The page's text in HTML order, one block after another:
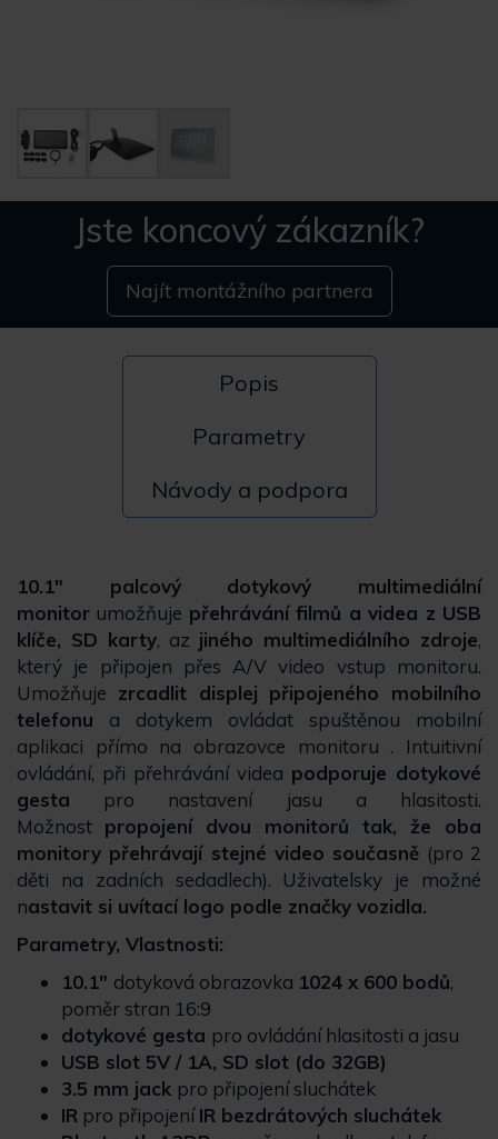
Jste koncový zákazník?
Najít montážního partnera
Popis
Parametry
Návody a podpora
10.1" palcový dotykový multimediální
monitor umožňuje přehrávání filmů a videa z USB
klíče, SD karty, az jiného multimediálního zdroje,
který je připojen přes A/V video vstup monitoru.
Umožňuje zrcadlit displej připojeného mobilního
telefonu a dotykem ovládat spuštěnou mobilní
aplikaci přímo na obrazovce monitoru . Intuitivní
ovládání, při přehrávání videa podporuje dotykové
gesta pro nastavení jasu a hlasitosti.
Možnost propojení dvou monitorů tak, že oba
monitory přehrávají stejné video současně (pro 2
děti na zadních sedadlech). Uživatelsky je možné
nastavit si uvítací logo podle značky vozidla.
Parametry, Vlastnosti:
10.1" dotyková obrazovka 1024 x 600 bodů,
poměr stran 16:9
dotykové gesta pro ovládání hlasitosti a jasu
USB slot 5V / 1A, SD slot (do 32GB)
3.5 mm jack pro připojení sluchátek
IR pro připojeníIR bezdrátových sluchátek